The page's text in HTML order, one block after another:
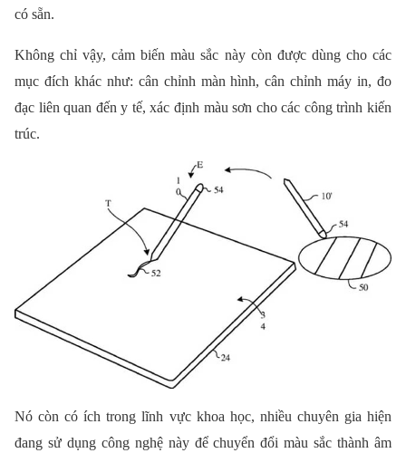
có sẵn.
Không chỉ vậy, cảm biến màu sắc này còn được dùng cho các
mục đích khác như: cân chỉnh màn hình, cân chỉnh máy in, đo
đạc liên quan đến y tế, xác định màu sơn cho các công trình kiến
trúc.
Nó còn có ích trong lĩnh vực khoa học, nhiều chuyên gia hiện
đang sử dụng công nghệ này để chuyển đổi màu sắc thành âm